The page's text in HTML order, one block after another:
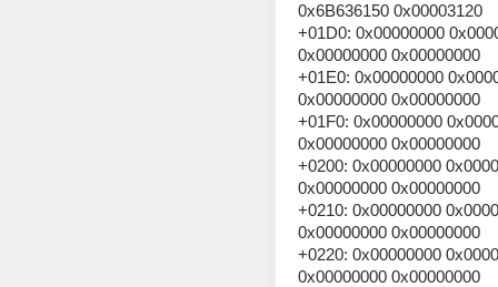
0x6B636150 0x00003120
+01D0: 0x00000000
0x00000000 0x00000000
+01E0: 0x00000000
0x00000000 0x00000000
+01F0: 0x00000000
0x00000000 0x00000000
+0200: 0x00000000
0x00000000 0x00000000
+0210: 0x00000000
0x00000000 0x00000000
+0220: 0x00000000
0x00000000 0x00000000